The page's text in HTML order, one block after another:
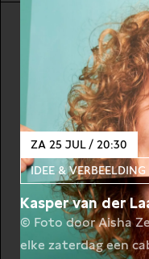
horizonnen. Zoals
waarheen leidt de
ZA 25 JUL / 20:30
IDEE & VERBEELDING
Kasper van der
© Foto door Aisha
elke zaterdag een